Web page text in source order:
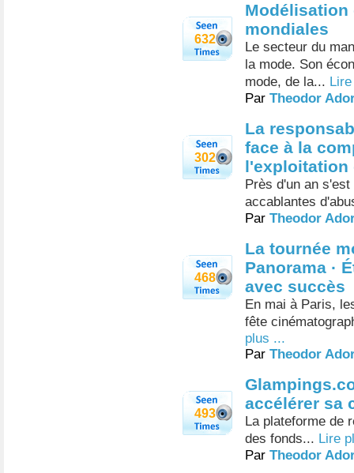
632
Modélisation
mondiales
Le secteur du
la mode. Son
mode, de la...
Par Theodor
302
La
face à la
l'exploitation
Près d'un an
accablantes
Par Theodor
468
La tournée
Panorama ·
avec succès
En mai à Paris,
fête
plus ...
Par Theodor
493
accélérer sa
La plateforme de
des fonds... Lire
Par Theodor